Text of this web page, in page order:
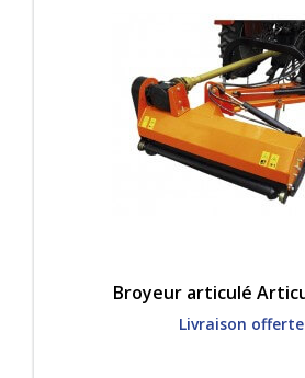
Broyeur articulé
Livraison